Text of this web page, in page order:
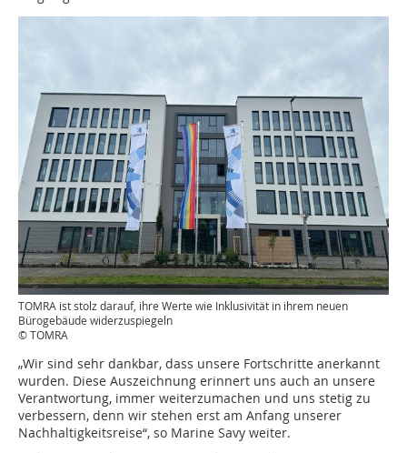
TOMRA ist stolz darauf, ihre Werte wie Inklusivität in ihrem neuen
Bürogebäude widerzuspiegeln
© TOMRA
„Wir sind sehr dankbar, dass unsere Fortschritte anerkannt
wurden. Diese Auszeichnung erinnert uns auch an unsere
Verantwortung, immer weiterzumachen und uns stetig zu
verbessern, denn wir stehen erst am Anfang unserer
Nachhaltigkeitsreise“, so Marine Savy weiter.